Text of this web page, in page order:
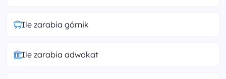
Ile zarabia górnik
Ile zarabia adwokat